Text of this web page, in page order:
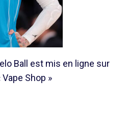
Ball est mis en ligne sur
Shop »